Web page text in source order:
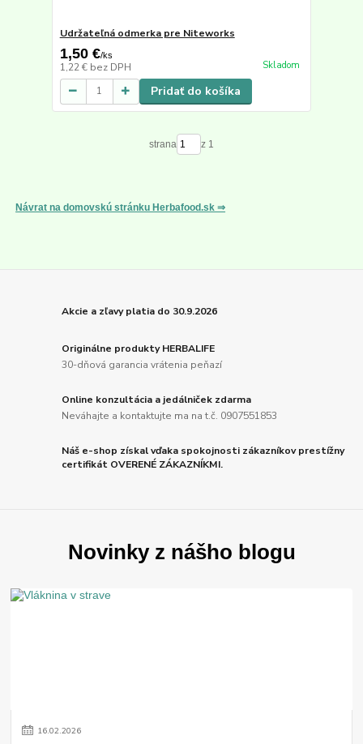
Udržateľná odmerka pre Niteworks
1,50 €/ks
1,22 € bez DPH Skladom
Pridať do košíka
strana z 1
Návrat na domovskú stránku Herbafood.sk ⇒
Akcie a zľavy platia do 30.9.2026
Originálne produkty HERBALIFE
30-dňová garancia vrátenia peňazí
Online konzultácia a jedálniček zdarma
Neváhajte a kontaktujte ma na t.č. 0907551853
Náš e-shop získal vďaka spokojnosti zákazníkov prestížny
certifikát OVERENÉ ZÁKAZNÍKMI.
Novinky z nášho blogu
16.02.2026